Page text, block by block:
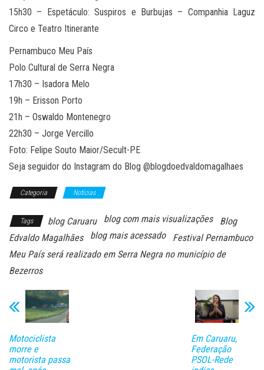
15h30 – Espetáculo: Suspiros e Burbujas – Companhia Laguz
Circo e Teatro Itinerante
Pernambuco Meu País
Polo Cultural de Serra Negra
17h30 – Isadora Melo
19h – Erisson Porto
21h – Oswaldo Montenegro
22h30 – Jorge Vercillo
Foto: Felipe Souto Maior/Secult-PE
Seja seguidor do Instagram do Blog @blogdoedvaldomagalhaes
Categoria Notícias
Tags blog Caruaru blog com mais visualizações
Blog
Edvaldo Magalhães
blog mais acessado
Festival Pernambuco
Meu País será realizado em Serra Negra no município de
Bezerros
Motociclista
morre e
motorista passa
Em Caruaru,
Federação
PSOL-Rede